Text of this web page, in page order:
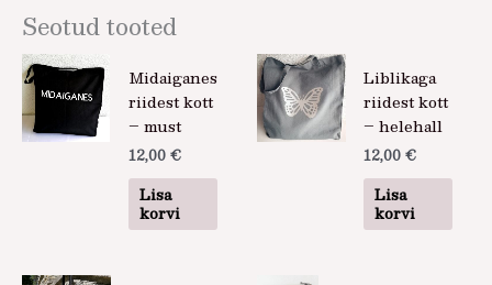
Seotud tooted
Midaiganes
riidest kott
– must
12,00 €
Lisa
korvi
Liblikaga
riidest kott
– helehall
12,00 €
Lisa
korvi